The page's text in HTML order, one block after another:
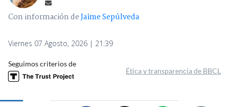
Con información deJaime Sepúlveda
Viernes 07 Agosto, 2026 | 21:39
Seguimos criterios de
Ética y transparencia de BBCL